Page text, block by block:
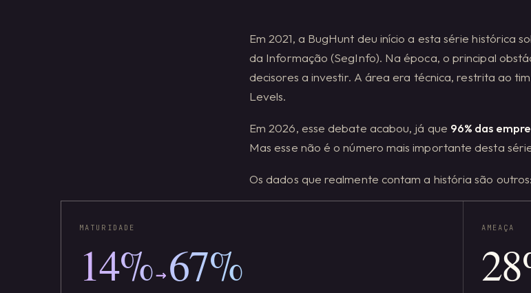
Em 2021, a BugHunt deu início a esta série histórica
da Informação (SegInfo). Na época, o principal
decisores a investir. A área era técnica, restrita ao
Levels.
Em 2026, esse debate acabou, já que 96% das
Mas esse não é o número mais importante desta
Os dados que realmente contam a história são outros:
MATURIDADE
14%→67%
AMEAÇA
28